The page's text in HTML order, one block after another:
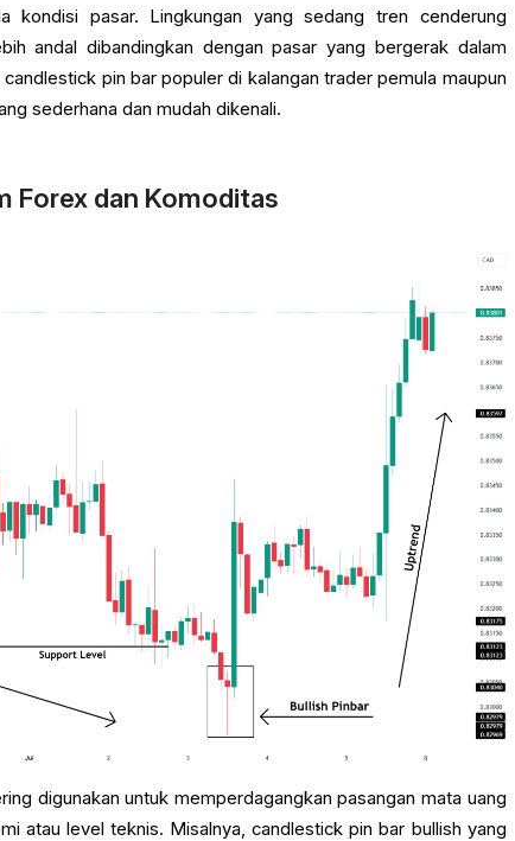
kondisi pasar. Lingkungan yang sedang tren cenderung
andal dibandingkan dengan pasar yang bergerak dalam
pin bar populer di kalangan trader pemula maupun
sederhana dan mudah dikenali.
Forex dan Komoditas
digunakan untuk memperdagangkan pasangan mata uang
atau level teknis. Misalnya, candlestick pin bar bullish yang